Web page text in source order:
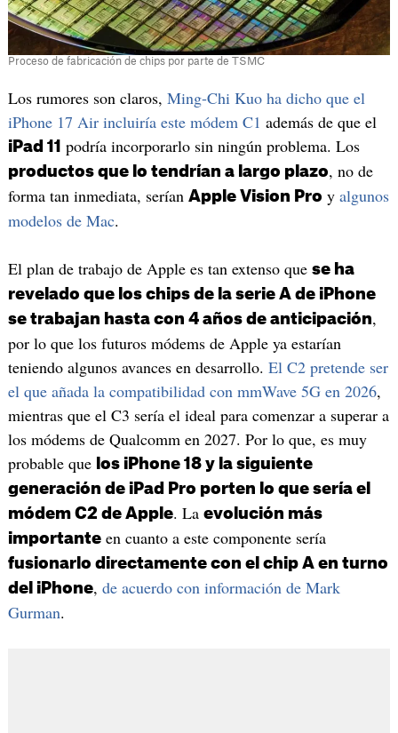
Proceso de fabricación de chips por parte de TSMC
Los rumores son claros, Ming-Chi Kuo ha dicho que el
iPhone 17 Air incluiría este módem C1 además de que el
iPad 11 podría incorporarlo sin ningún problema. Los
productos que lo tendrían a largo plazo, no de
forma tan inmediata, serían Apple Vision Pro y algunos
modelos de Mac.
El plan de trabajo de Apple es tan extenso que se ha
revelado que los chips de la serie A de iPhone
se trabajan hasta con 4 años de anticipación,
por lo que los futuros módems de Apple ya estarían
teniendo algunos avances en desarrollo. El C2 pretende ser
el que añada la compatibilidad con mmWave 5G en 2026,
mientras que el C3 sería el ideal para comenzar a superar a
los módems de Qualcomm en 2027. Por lo que, es muy
probable que los iPhone 18 y la siguiente
generación de iPad Pro porten lo que sería el
módem C2 de Apple. La evolución más
importanteen cuanto a este componente sería
fusionarlo directamente con el chip A en turno
del iPhone, de acuerdo con información de Mark
Gurman.